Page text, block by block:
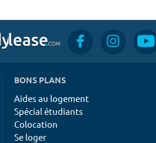
BONS PLANS
Aides au logement
Spécial étudiants
Colocation
Se loger